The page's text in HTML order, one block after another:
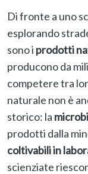
Di fronte a uno
esplorando
sono i prodotti
producono da
competere tra
naturale non è
storico: la
prodotti dalla
coltivabili in
scienziate